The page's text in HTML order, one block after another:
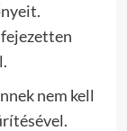
nem kell